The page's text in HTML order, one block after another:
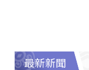
最新新聞